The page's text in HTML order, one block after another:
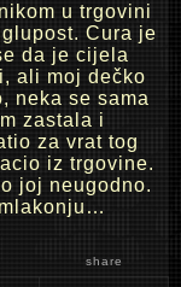
u trgovini
Cura je
da je cijela
ali moj dečko
neka se sama
zastala i
za vrat tog
iz trgovine.
joj neugodno.
share